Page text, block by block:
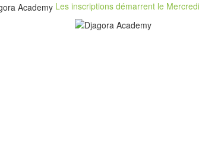
Les inscriptions démarrent le